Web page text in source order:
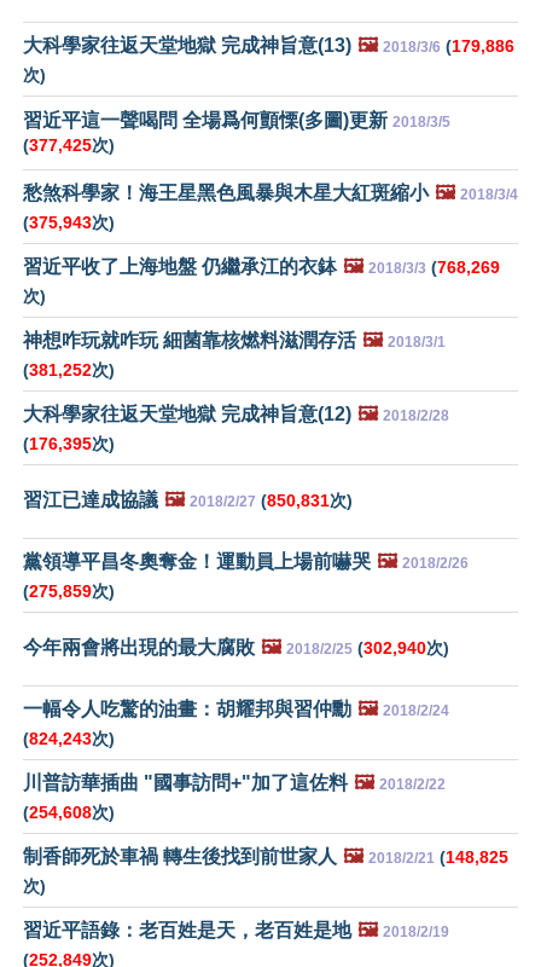
大科學家往返天堂地獄 完成神旨意(13) 🖼️ 2018/3/6 (179,886
次)
習近平這一聲喝問 全場爲何顫慄(多圖)更新 2018/3/5
(377,425次)
愁煞科學家！海王星黑色風暴與木星大紅斑縮小 🖼️ 2018/3/4
(375,943次)
習近平收了上海地盤 仍繼承江的衣鉢 🖼️ 2018/3/3 (768,269
次)
神想咋玩就咋玩 細菌靠核燃料滋潤存活 🖼️ 2018/3/1
(381,252次)
大科學家往返天堂地獄 完成神旨意(12) 🖼️ 2018/2/28
(176,395次)
習江已達成協議 🖼️ 2018/2/27 (850,831次)
黨領導平昌冬奧奪金！運動員上場前嚇哭 🖼️ 2018/2/26
(275,859次)
今年兩會將出現的最大腐敗 🖼️ 2018/2/25 (302,940次)
一幅令人吃驚的油畫：胡耀邦與習仲勳 🖼️ 2018/2/24
(824,243次)
川普訪華插曲 "國事訪問+"加了這佐料 🖼️ 2018/2/22
(254,608次)
制香師死於車禍 轉生後找到前世家人 🖼️ 2018/2/21 (148,825
次)
習近平語錄：老百姓是天，老百姓是地 🖼️ 2018/2/19
(252,849次)